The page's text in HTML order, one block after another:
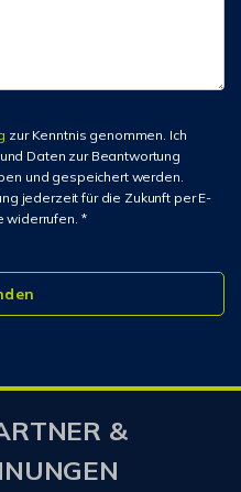
zur Kenntnis genommen. Ich
Daten zur Beantwortung
und gespeichert werden.
jederzeit für die Zukunft per E-
widerrufen. *
&